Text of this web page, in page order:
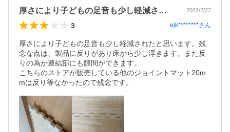
厚さにより子どもの足音も少し軽減された… 2022/2/22
3 ejk********さん
厚さにより子どもの足音も少し軽減されたと思います。残
念な点は、製品に反りがあり床から少し浮きます。また反
りの為か連結部にも隙間ができます。
こちらのストアが販売している他のジョイントマット20m
mは反り等なかったので残念です。